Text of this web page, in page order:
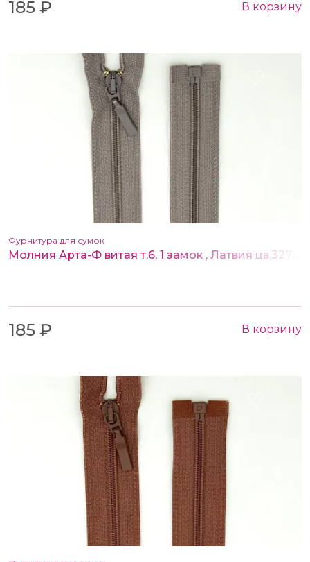
185 ₽ В корзину
Фурнитура для сумок
185 ₽ В корзину